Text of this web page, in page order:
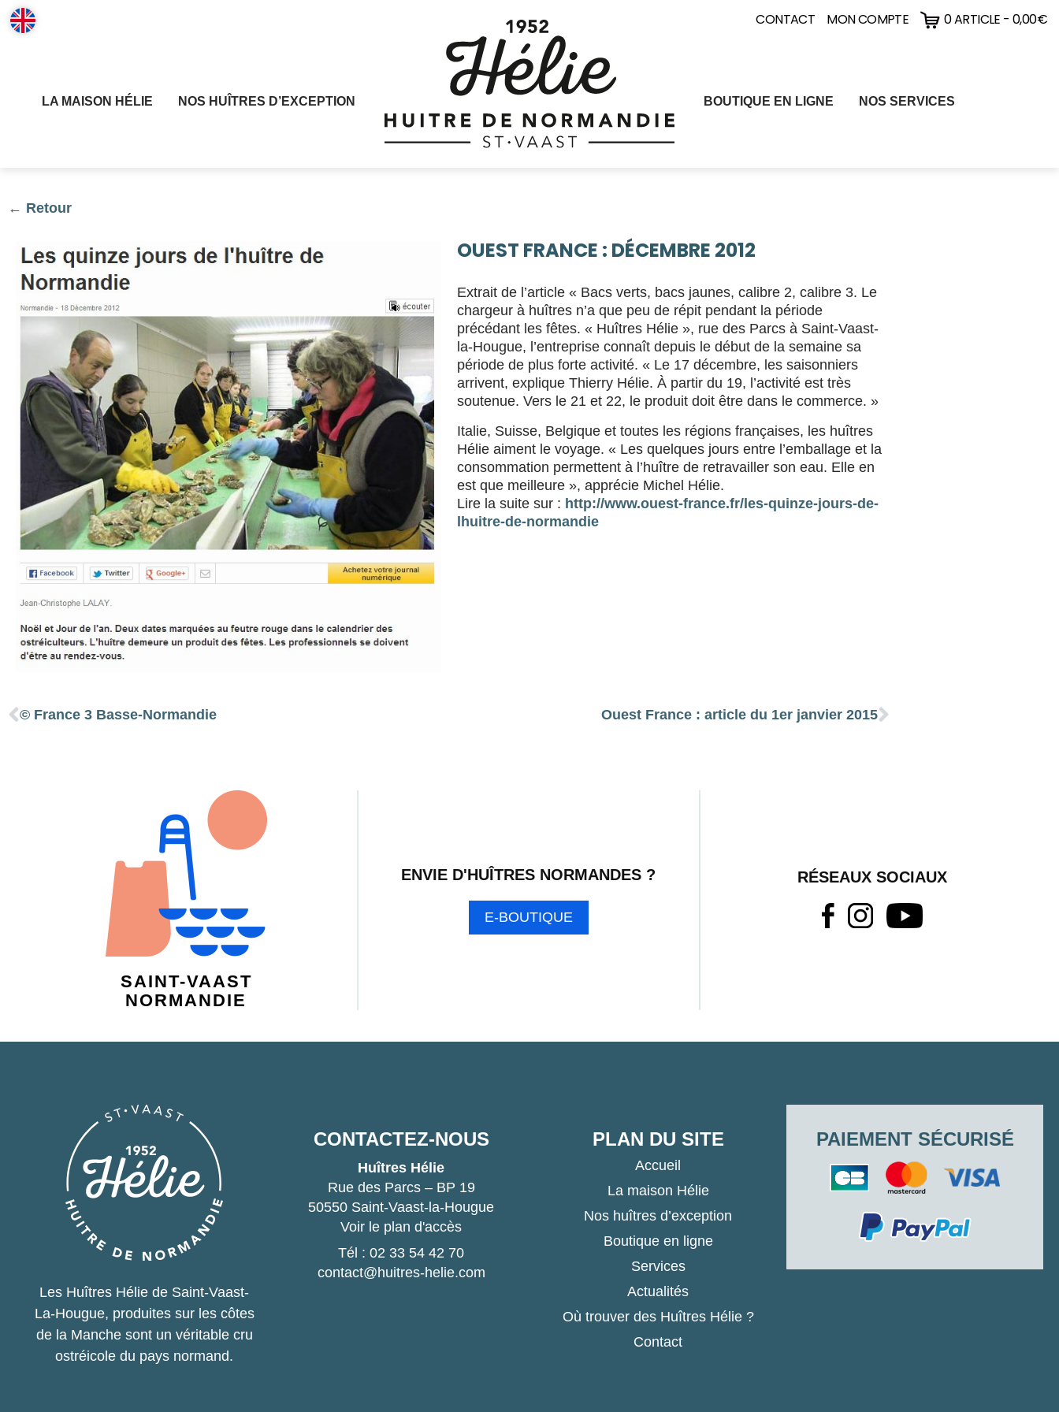
CONTACT MON COMPTE 0 ARTICLE - 0,00€
LA MAISON HÉLIE NOS HUÎTRES D’EXCEPTION BOUTIQUE EN LIGNE NOS SERVICES
← Retour
OUEST FRANCE : DÉCEMBRE 2012
Extrait de l’article « Bacs verts, bacs jaunes, calibre 2, calibre 3. Le
chargeur à huîtres n’a que peu de répit pendant la période
précédant les fêtes. « Huîtres Hélie », rue des Parcs à Saint-Vaast-
la-Hougue, l’entreprise connaît depuis le début de la semaine sa
période de plus forte activité. « Le 17 décembre, les saisonniers
arrivent, explique Thierry Hélie. À partir du 19, l’activité est très
soutenue. Vers le 21 et 22, le produit doit être dans le commerce. »
Italie, Suisse, Belgique et toutes les régions françaises, les huîtres
Hélie aiment le voyage. « Les quelques jours entre l’emballage et la
consommation permettent à l’huître de retravailler son eau. Elle en
est que meilleure », apprécie Michel Hélie.
Lire la suite sur : http://www.ouest-france.fr/les-quinze-jours-de-
lhuitre-de-normandie
© France 3 Basse-Normandie Ouest France : article du 1er janvier 2015
SAINT-VAAST
NORMANDIE
ENVIE D'HUÎTRES NORMANDES ?
E-BOUTIQUE
RÉSEAUX SOCIAUX
Les Huîtres Hélie de Saint-Vaast-
La-Hougue, produites sur les côtes
de la Manche sont un véritable cru
ostréicole du pays normand.
CONTACTEZ-NOUS
Huîtres Hélie
Rue des Parcs – BP 19
50550 Saint-Vaast-la-Hougue
Voir le plan d'accès
Tél : 02 33 54 42 70
contact@huitres-helie.com
PLAN DU SITE
Accueil
La maison Hélie
Nos huîtres d’exception
Boutique en ligne
Services
Actualités
Où trouver des Huîtres Hélie ?
Contact
PAIEMENT SÉCURISÉ